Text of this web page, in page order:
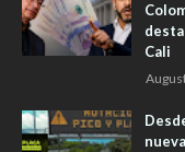
Cali